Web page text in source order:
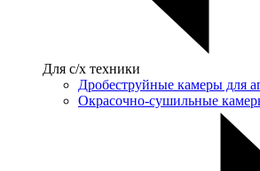
Для с/х техники
Дробеструйные камеры для
Окрасочно-сушильные